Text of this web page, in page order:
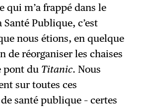
qui m’a frappé dans le
Publique, c’est
nous étions, en quelque
de réorganiser les chaises
pont du Titanic. Nous
sur toutes ces
santé publique – certes